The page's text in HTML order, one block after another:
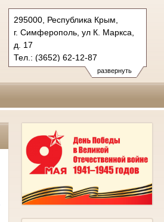
развернуть
295000, Республика Крым,
г. Симферополь, ул К. Маркса,
д. 17
Тел.: (3652) 62-12-87
simpheropolskiy.krm@sudrf.ru